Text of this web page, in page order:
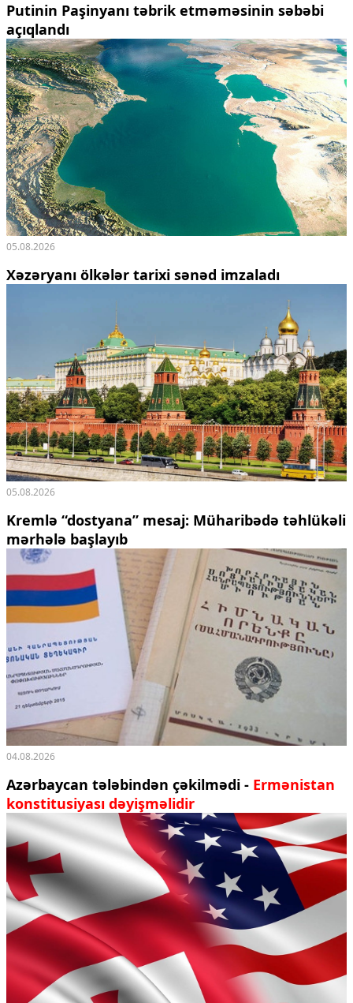
Putinin Paşinyanı təbrik etməməsinin səbəbi
açıqlandı
05.08.2026
Xəzəryanı ölkələr tarixi sənəd imzaladı
05.08.2026
Kremlə “dostyana” mesaj: Müharibədə təhlükəli
mərhələ başlayıb
04.08.2026
Azərbaycan tələbindən çəkilmədi - Ermənistan
konstitusiyası dəyişməlidir